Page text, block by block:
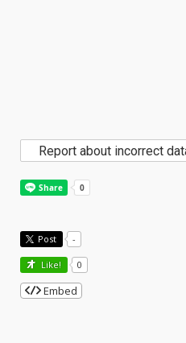
Report about incorrect
Post -
Like! 0
Embed